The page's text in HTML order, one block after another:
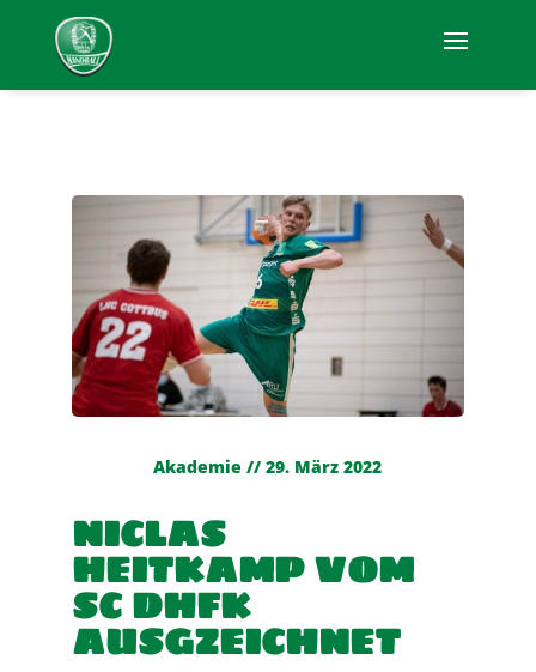
Akademie // 29. März 2022
NICLAS
HEITKAMP VOM
SC DHFK
AUSGZEICHNET